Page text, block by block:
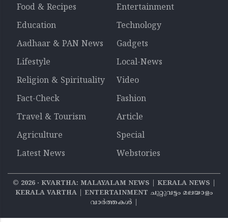
Food & Recipes
Entertainment
Education
Technology
Aadhaar & PAN News
Gadgets
Lifestyle
Local-News
Religion & Spirituality
Video
Fact-Check
Fashion
Travel & Tourism
Article
Agriculture
Special
Latest News
Webstories
© 2026‧ KVARTHA: MALAYALAM NEWS | KERALA NEWS |
KERALA VARTHA | ENTERTAINMENT ചുറ്റുവട്ടം മലയാളം
വാര്‍ത്തകൾ |